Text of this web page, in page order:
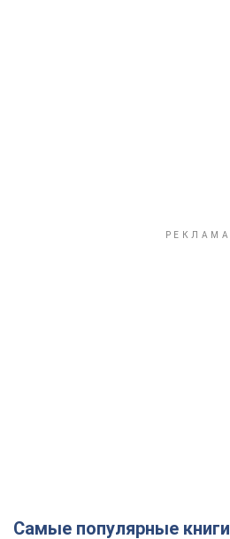
Самые популярные книги